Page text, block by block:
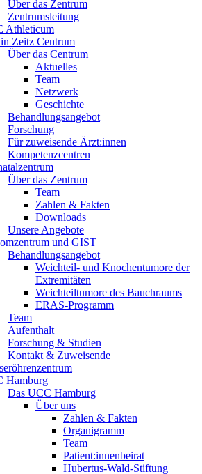
Über das Zentrum
Zentrumsleitung
Athleticum
Zeitz Centrum
Über das Centrum
Aktuelles
Team
Netzwerk
Geschichte
Behandlungsangebot
Forschung
Für zuweisende Ärzt:innen
Kompetenzcentren
Über das Zentrum
Team
Zahlen & Fakten
Downloads
Unsere Angebote
und GIST
Behandlungsangebot
Weichteil- und Knochentumore der
Extremitäten
Weichteiltumore des Bauchraums
ERAS-Programm
Team
Aufenthalt
Forschung & Studien
Kontakt & Zuweisende
Hamburg
Das UCC Hamburg
Über uns
Zahlen & Fakten
Organigramm
Team
Patient:innenbeirat
Hubertus-Wald-Stiftung